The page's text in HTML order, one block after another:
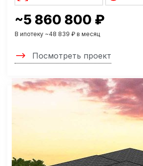
~5 860 800 ₽
В ипотеку ~48 839 ₽ в месяц
Посмотреть проект